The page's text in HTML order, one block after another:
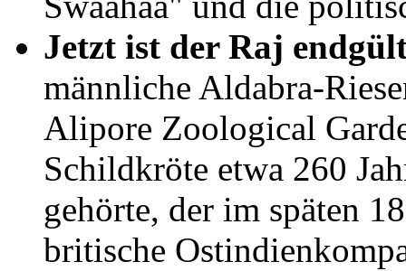
Jetzt ist der Raj
männliche Aldabra-
Alipore Zoological
Schildkröte etwa 260
gehörte, der im späten
britische